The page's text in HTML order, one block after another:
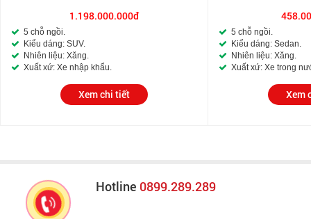
1.198.000.000đ
5 chỗ ngồi.
Kiểu dáng: SUV.
Nhiên liệu: Xăng.
Xuất xứ: Xe nhập khẩu.
Xem chi tiết
5 chỗ ngồi.
Kiểu dáng: Sedan.
Nhiên liệu: Xăng.
Xuất xứ: Xe trong
Xem
Hotline 0899.289.289